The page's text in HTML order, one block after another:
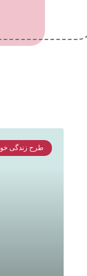
طرح زندگی